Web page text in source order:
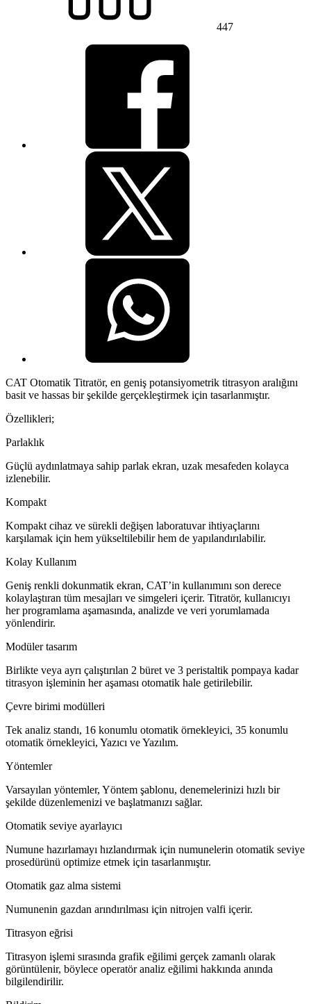
447
CAT Otomatik Titratör, en geniş potansiyometrik titrasyon aralığını
basit ve hassas bir şekilde gerçekleştirmek için tasarlanmıştır.
Özellikleri;
Parlaklık
Güçlü aydınlatmaya sahip parlak ekran, uzak mesafeden kolayca
izlenebilir.
Kompakt
Kompakt cihaz ve sürekli değişen laboratuvar ihtiyaçlarını
karşılamak için hem yükseltilebilir hem de yapılandırılabilir.
Kolay Kullanım
Geniş renkli dokunmatik ekran, CAT’in kullanımını son derece
kolaylaştıran tüm mesajları ve simgeleri içerir. Titratör, kullanıcıyı
her programlama aşamasında, analizde ve veri yorumlamada
yönlendirir.
Modüler tasarım
Birlikte veya ayrı çalıştırılan 2 büret ve 3 peristaltik pompaya kadar
titrasyon işleminin her aşaması otomatik hale getirilebilir.
Çevre birimi modülleri
Tek analiz standı, 16 konumlu otomatik örnekleyici, 35 konumlu
otomatik örnekleyici, Yazıcı ve Yazılım.
Yöntemler
Varsayılan yöntemler, Yöntem şablonu, denemelerinizi hızlı bir
şekilde düzenlemenizi ve başlatmanızı sağlar.
Otomatik seviye ayarlayıcı
Numune hazırlamayı hızlandırmak için numunelerin otomatik seviye
prosedürünü optimize etmek için tasarlanmıştır.
Otomatik gaz alma sistemi
Numunenin gazdan arındırılması için nitrojen valfi içerir.
Titrasyon eğrisi
Titrasyon işlemi sırasında grafik eğilimi gerçek zamanlı olarak
görüntülenir, böylece operatör analiz eğilimi hakkında anında
bilgilendirilir.